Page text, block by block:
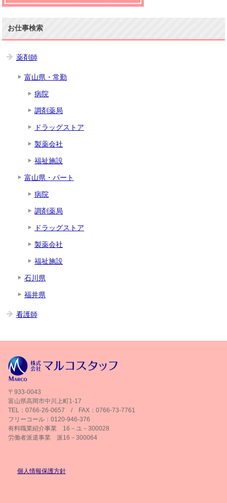
お仕事検索
薬剤師
富山県・常勤
病院
調剤薬局
ドラッグストア
製薬会社
福祉施設
富山県・パート
病院
調剤薬局
ドラッグストア
製薬会社
福祉施設
石川県
福井県
看護師
〒933-0043
富山県高岡市中川上町1-17
TEL：0766-26-0657 / FAX：0766-73-7761
フリーコール：0120-946-376
有料職業紹介事業 16－ユ－300028
労働者派遣事業 派16－300064
個人情報保護方針